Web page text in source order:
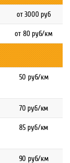
от 3000 руб
от 80 руб/км
50 руб/км
70 руб/км
85 руб/км
90 руб/км